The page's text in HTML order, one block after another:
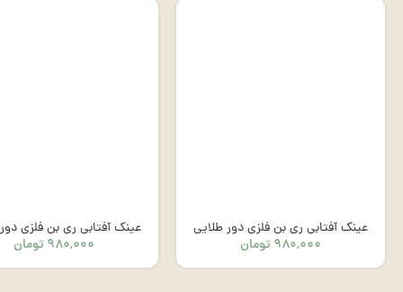
عینک آفتابی ری بن فلزی دور طلایی
– کد1003
۹۸۰,۰۰۰ تومان
عینک آفتابی ری بن فلزی
– کد 1002
۹۸۰,۰۰۰ تومان